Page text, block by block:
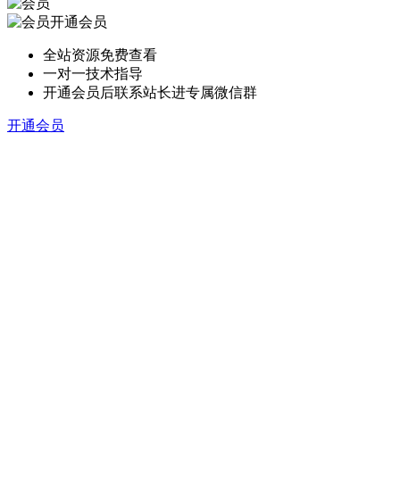
开通会员
全站资源免费查看
一对一技术指导
开通会员后联系站长进专属微信群
开通会员